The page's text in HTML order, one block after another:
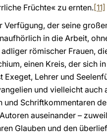
Früchte« zu ernten.[11]
der seine
in die Arbeit,
römischer Frauen,
einen Kreis, der sich
Lehrer und
und vielleicht auch
und Schriftkommentaren
auseinander –
Glauben und den